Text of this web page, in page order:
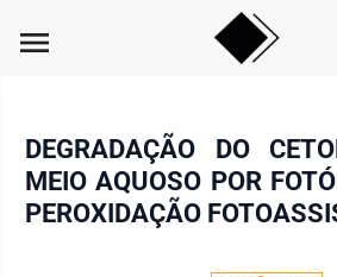
menu
DEGRADAÇÃO DO
MEIO AQUOSO POR
PEROXIDAÇÃO